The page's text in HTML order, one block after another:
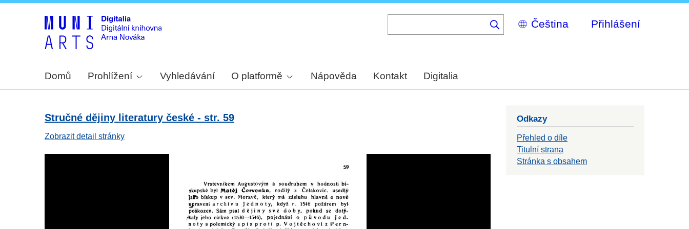
Select
your
Přihlášení
Domů Prohlížení Vyhledávání O platformě Nápověda Kontakt Digitalia
Stručné dějiny literatury české - str. 59
Zobrazit detail stránky
Odkazy
Přehled o díle
Titulní strana
Stránka s obsahem